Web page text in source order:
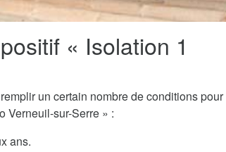
« Isolation 1
un certain nombre de conditions pour
Verneuil-sur-Serre » :
ans.